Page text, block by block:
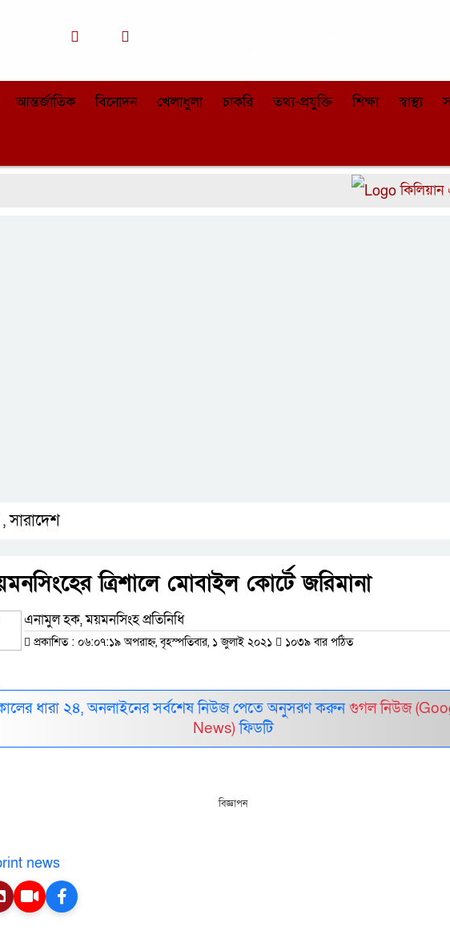
আন্তর্জাতিক বিনোদন খেলাধুলা চাকরি তথ্য-প্রযুক্তি শিক্ষা স্বাস্থ্য
কিলিয়ান
,সারাদেশ
ত্রিশালে মোবাইল কোর্টে জরিমানা
এনামুল হক, ময়মনসিংহ প্রতিনিধি
প্রকাশিত : ০৬:০৭:১৯ অপরাহ্ন, বৃহস্পতিবার, ১ জুলাই ২০২১ ১০৩৯ বার পঠিত
ধারা ২৪, অনলাইনের সর্বশেষ নিউজ পেতে অনুসরণ করুনগুগল নিউজ
News) ফিডটি
বিজ্ঞাপন